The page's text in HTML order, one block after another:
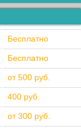
Бесплатно
Бесплатно
от 500 руб.
400 руб.
от 300 руб.